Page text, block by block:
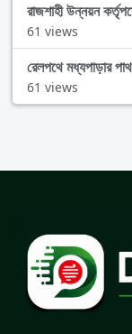
রাজশাহী উন্নয়ন
61 views
রেলপথে মধ্যপাড়ার
61 views